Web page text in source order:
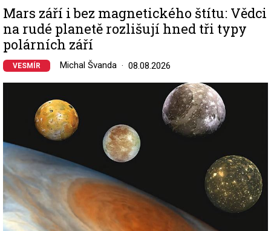
Mars září i bez magnetického štítu: Vědci
na rudé planetě rozlišují hned tři typy
polárních září
VESMÍR Michal Švanda 08.08.2026